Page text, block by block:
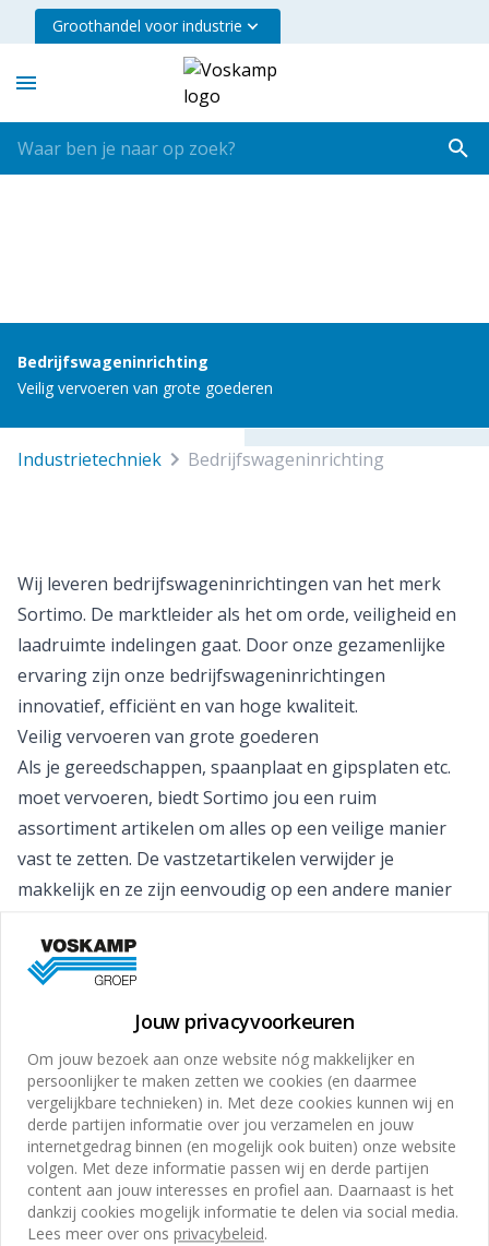
Groothandel voor industrie
Bedrijfswageninrichting
Veilig vervoeren van grote goederen
industrietechniek bedrijfswageninrichting
Wij leveren bedrijfswageninrichtingen van het merk
Sortimo. De marktleider als het om orde, veiligheid en
laadruimte indelingen gaat. Door onze gezamenlijke
ervaring zijn onze bedrijfswageninrichtingen
innovatief, efficiënt en van hoge kwaliteit.
Veilig vervoeren van grote goederen
Als je gereedschappen, spaanplaat en gipsplaten etc.
moet vervoeren, biedt Sortimo jou een ruim
assortiment artikelen om alles op een veilige manier
vast te zetten. De vastzetartikelen verwijder je
makkelijk en ze zijn eenvoudig op een andere manier
individuele wensen.
Wij helpen u graag verder
Onze ervaren medewerkers adviseren jou graag over
Stevige montagerails
Veilig voor bestuurder en lading
Efficiënte inrichting
Jouw privacyvoorkeuren
Om jouw bezoek aan onze website nóg makkelijker en
persoonlijker te maken zetten we cookies (en daarmee
vergelijkbare technieken) in. Met deze cookies kunnen wij en
derde partijen informatie over jou verzamelen en jouw
internetgedrag binnen (en mogelijk ook buiten) onze website
volgen. Met deze informatie passen wij en derde partijen
content aan jouw interesses en profiel aan. Daarnaast is het
dankzij cookies mogelijk informatie te delen via social media.
Lees meer over ons privacybeleid.